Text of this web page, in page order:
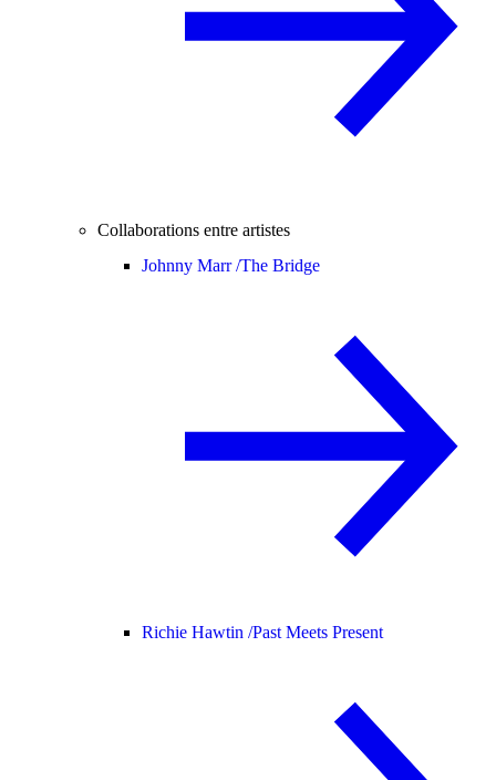
Collaborations entre artistes
Johnny Marr /The Bridge
Richie Hawtin /Past Meets Present